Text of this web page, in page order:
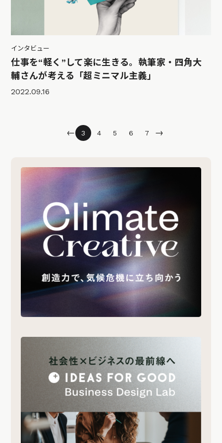
インタビュー
仕事を“軽く”して楽に生きる。執筆家・四角大
輔さんが考える「超ミニマル主義」
2022.09.16
← 3 4 5 6 7 →